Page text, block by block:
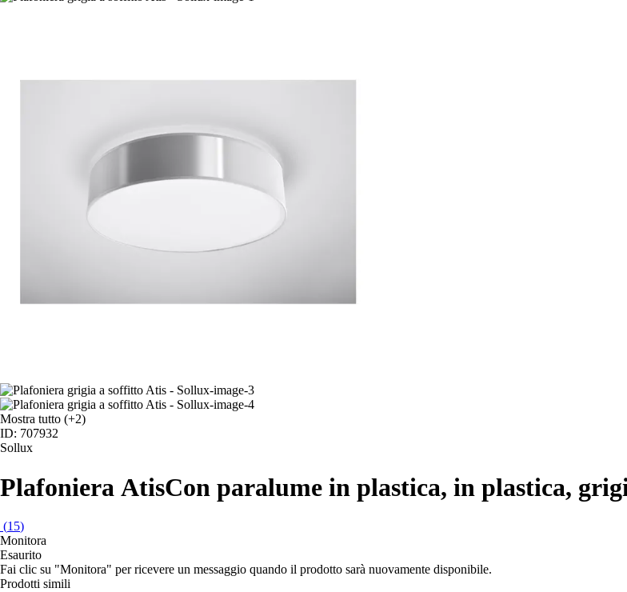
Mostra tutto (+2)
ID: 707932
Sollux
Plafoniera AtisCon paralume in plastica, in plastica,
(15)
Monitora
Esaurito
Fai clic su "Monitora" per ricevere un messaggio quando il prodotto sarà nuovamente disponibile.
Prodotti simili